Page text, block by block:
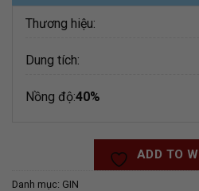
Thương hiệu:
Dung tích:
Nồng độ:40%
ADD TO
Danh mục: GIN